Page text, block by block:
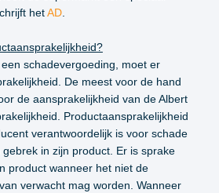
hetAD.
schadevergoeding, moet er
De meest voor de hand
de aansprakelijkheid van de Albert
Productaansprakelijkheid
verantwoordelijk is voor schade
in zijn product. Er is sprake
product wanneer het niet de
verwacht mag worden. Wanneer